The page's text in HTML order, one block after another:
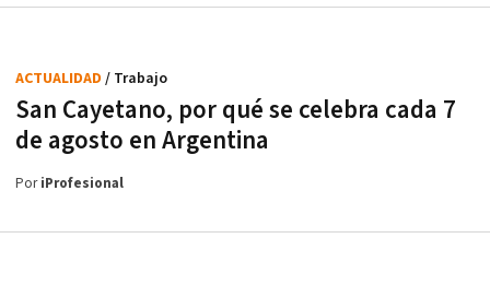
San Cayetano, por qué se celebra cada 7
de agosto en Argentina
ACTUALIDAD / Trabajo
PoriProfesional